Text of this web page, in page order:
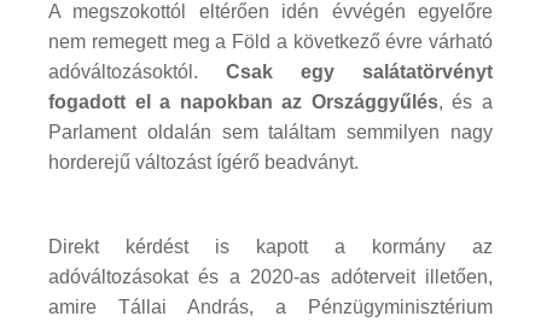
A megszokottól eltérően idén évvégén egyelőre
nem remegett meg a Föld a következő évre várható
adóváltozásoktól. Csak egy salátatörvényt
fogadott el a napokban az Országgyűlés, és a
Parlament oldalán sem találtam semmilyen nagy
horderejű változást ígérő beadványt.
Direkt kérdést is kapott a kormány az
adóváltozásokat és a 2020-as adóterveit illetően,
amire Tállai András, a Pénzügyminisztérium